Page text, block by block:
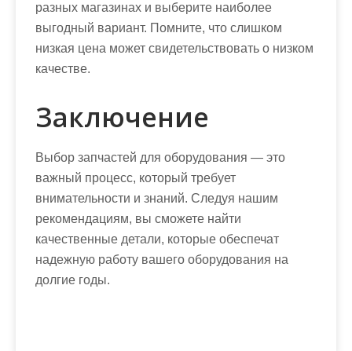
разных магазинах и выберите наиболее
выгодный вариант. Помните, что слишком
низкая цена может свидетельствовать о низком
качестве.
Заключение
Выбор запчастей для оборудования — это
важный процесс, который требует
внимательности и знаний. Следуя нашим
рекомендациям, вы сможете найти
качественные детали, которые обеспечат
надежную работу вашего оборудования на
долгие годы.